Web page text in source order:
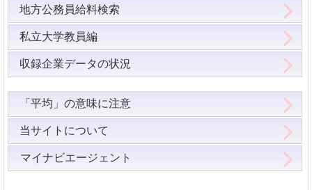
地方公務員給料検索
私立大学教員編
収録企業データの状況
「平均」の意味に注意
当サイトについて
マイナビエージェント